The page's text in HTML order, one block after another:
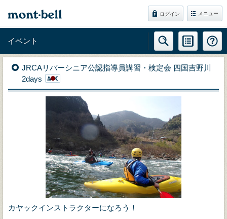
ログイン メニュー
イベント
JRCAリバーシニア公認指導員講習・検定会 四国吉野川
2days
カヤックインストラクターになろう！